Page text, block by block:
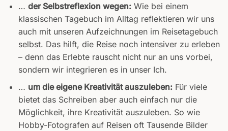
… der Selbstreflexion wegen:Wie bei einem
klassischen Tagebuch im Alltag reflektieren wir uns
auch mit unseren Aufzeichnungen im Reisetagebuch
selbst. Das hilft, die Reise noch intensiver zu erleben
– denn das Erlebte rauscht nicht nur an uns vorbei,
sondern wir integrieren es in unser Ich.
… um die eigene Kreativität auszuleben:Für viele
bietet das Schreiben aber auch einfach nur die
Möglichkeit, ihre Kreativität auszuleben. So wie
Hobby-Fotografen auf Reisen oft Tausende Bilder